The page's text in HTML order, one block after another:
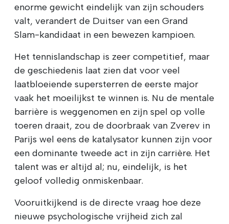
enorme gewicht eindelijk van zijn schouders
valt, verandert de Duitser van een Grand
Slam-kandidaat in een bewezen kampioen.
Het tennislandschap is zeer competitief, maar
de geschiedenis laat zien dat voor veel
laatbloeiende supersterren de eerste major
vaak het moeilijkst te winnen is. Nu de mentale
barrière is weggenomen en zijn spel op volle
toeren draait, zou de doorbraak van Zverev in
Parijs wel eens de katalysator kunnen zijn voor
een dominante tweede act in zijn carrière. Het
talent was er altijd al; nu, eindelijk, is het
geloof volledig onmiskenbaar.
Vooruitkijkend is de directe vraag hoe deze
nieuwe psychologische vrijheid zich zal